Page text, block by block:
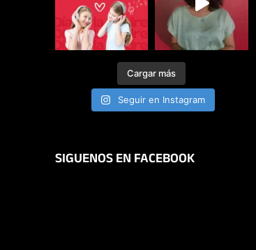
Cargar más
Seguir en Instagram
SIGUENOS EN FACEBOOK